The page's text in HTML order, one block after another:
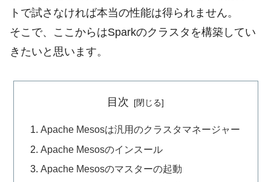
トで試さなければ本当の性能は得られません。
そこで、ここからはSparkのクラスタを構築してい
きたいと思います。
目次
Apache Mesosは汎用のクラスタマネージャー
Apache Mesosのインスール
Apache Mesosのマスターの起動